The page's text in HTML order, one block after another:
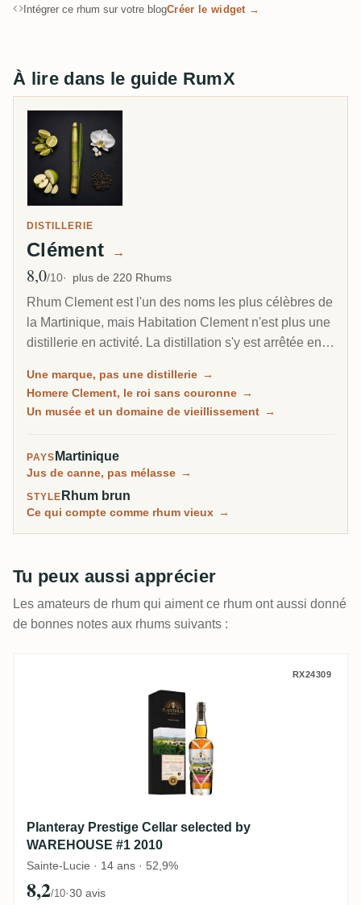
Intégrer ce rhum sur votre blogCréer le widget →
À lire dans le guide RumX
DISTILLERIE
Clément →
Note moyenne
8,0/10 plus de 220 Rhums
Rhum Clement est l'un des noms les plus célèbres de
la Martinique, mais Habitation Clement n'est plus une
distillerie en activité. La distillation s'y est arrêtée en
depuis 2017, à Fonds-Preville de J.M. Ce
qu'Habitation Clement est aujourd'hui, c'est un beau
fondateur, Homere Clement.
Une marque, pas une distillerie →
Homere Clement, le roi sans couronne →
Un musée et un domaine de vieillissement →
PAYS Martinique
Jus de canne, pas mélasse →
STYLE Rhum brun
Ce qui compte comme rhum vieux →
Tu peux aussi apprécier
Les amateurs de rhum qui aiment ce rhum ont aussi donné
de bonnes notes aux rhums suivants :
Planteray Prestige Cellar selected byRX24309
Planteray Prestige Cellar selected by
WAREHOUSE #1 2010
Sainte-Lucie · 14 ans · 52,9%
8,2/10·30 avis